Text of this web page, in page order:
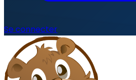
Se connecter